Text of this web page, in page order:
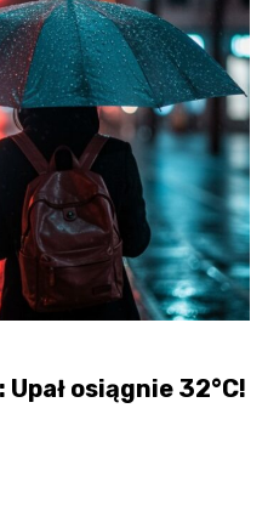
osiągnie 32°C!